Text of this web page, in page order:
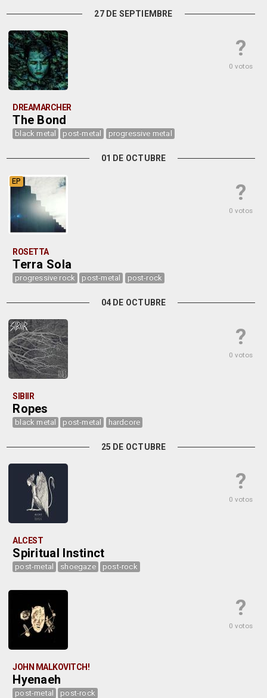
27 DE SEPTIEMBRE
?
0 votos
DREAMARCHER
The Bond
black metal post-metal progressive metal
01 DE OCTUBRE
?
0 votos
EP
ROSETTA
Terra Sola
progressive rock post-metal post-rock
04 DE OCTUBRE
?
0 votos
SIBIIR
Ropes
black metal post-metal hardcore
25 DE OCTUBRE
?
0 votos
ALCEST
Spiritual Instinct
post-metal shoegaze post-rock
?
0 votos
JOHN MALKOVITCH!
Hyenaeh
post-metal post-rock